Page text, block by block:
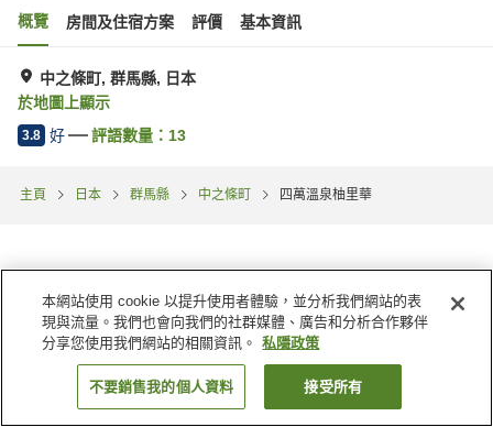
概覽 房間及住宿方案 評價 基本資訊
中之條町, 群馬縣, 日本
於地圖上顯示
3.8 好 評語數量： 13
主頁 日本 群馬縣 中之條町 四萬溫泉柚里華
找客房
本網站使用 cookie 以提升使用者體驗，並分析我們網站的表
現與流量。我們也會向我們的社群媒體、廣告和分析合作夥伴
分享您使用我們網站的相關資訊。
私隱政策
不要銷售我的個人資料 接受所有